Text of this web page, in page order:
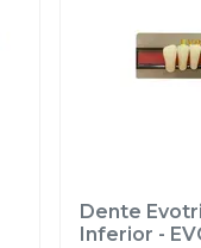
Dente
Inferior -